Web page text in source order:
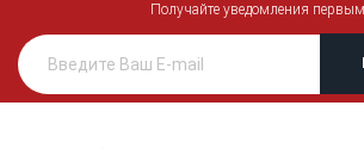
Получайте уведомления